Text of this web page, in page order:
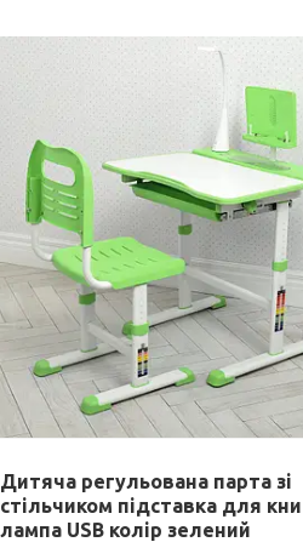
Дитяча регульована парта зі
стільчиком підставка для
лампа USB колір зелений